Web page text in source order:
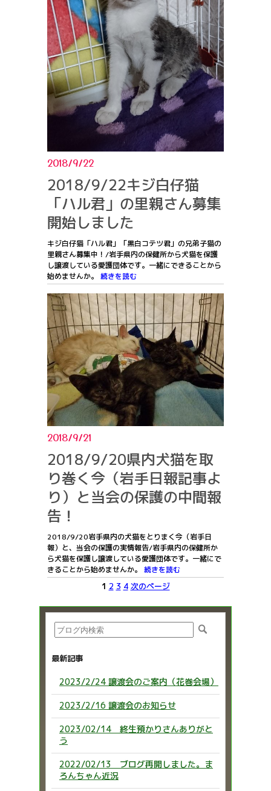
2018/9/22
2018/9/22キジ白仔猫
「ハル君」の里親さん募集
開始しました
キジ白仔猫「ハル君」「黒白コテツ君」の兄弟子猫の
里親さん募集中！/岩手県内の保健所から犬猫を保護
し譲渡している愛護団体です。一緒にできることから
始めませんか。 続きを読む
2018/9/21
2018/9/20県内犬猫を取
り巻く今（岩手日報記事よ
り）と当会の保護の中間報
告！
2018/9/20岩手県内の犬猫をとりまく今（岩手日
報）と、当会の保護の実情報告/岩手県内の保健所か
ら犬猫を保護し譲渡している愛護団体です。一緒にで
きることから始めませんか。 続きを読む
1 2 3 4 次のページ
最新記事
2023/2/24 譲渡会のご案内（花巻会場）
2023/2/16 譲渡会のお知らせ
2023/02/14 終生預かりさんありがと
う
2022/02/13 ブログ再開しました。ま
ろんちゃん近況